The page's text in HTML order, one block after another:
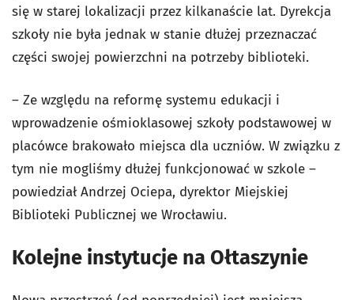
się w starej lokalizacji przez kilkanaście lat. Dyrekcja
szkoły nie była jednak w stanie dłużej przeznaczać
części swojej powierzchni na potrzeby biblioteki.
– Ze względu na reformę systemu edukacji i
wprowadzenie ośmioklasowej szkoły podstawowej w
placówce brakowało miejsca dla uczniów. W związku z
tym nie mogliśmy dłużej funkcjonować w szkole –
powiedział Andrzej Ociepa, dyrektor Miejskiej
Biblioteki Publicznej we Wrocławiu.
Kolejne instytucje na Ołtaszynie